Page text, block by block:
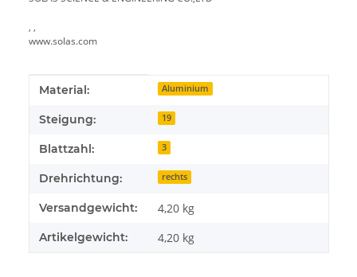
, ,
www.solas.com
Produkteigenschaft
Wert
Material: Aluminium
Steigung: 19
Blattzahl: 3
Drehrichtung: rechts
Versandgewicht: 4,20 kg
Artikelgewicht: 4,20 kg